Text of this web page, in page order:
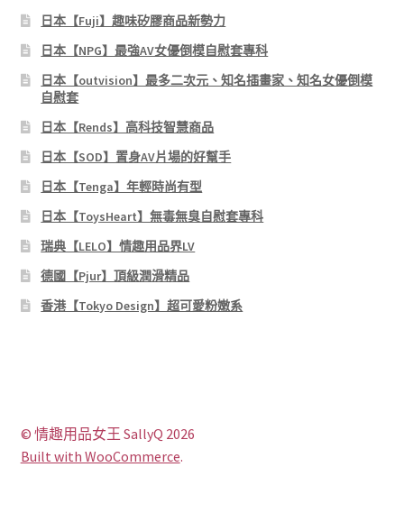
日本【Fuji】趣味矽膠商品新勢力
日本【NPG】最強AV女優倒模自慰套專科
日本【outvision】最多二次元、知名插畫家、知名女優倒模
自慰套
日本【Rends】高科技智慧商品
日本【SOD】置身AV片場的好幫手
日本【Tenga】年輕時尚有型
日本【ToysHeart】無毒無臭自慰套專科
瑞典【LELO】情趣用品界LV
德國【Pjur】頂級潤滑精品
香港【Tokyo Design】超可愛粉嫩系
© 情趣用品女王 SallyQ 2026
Built with WooCommerce.